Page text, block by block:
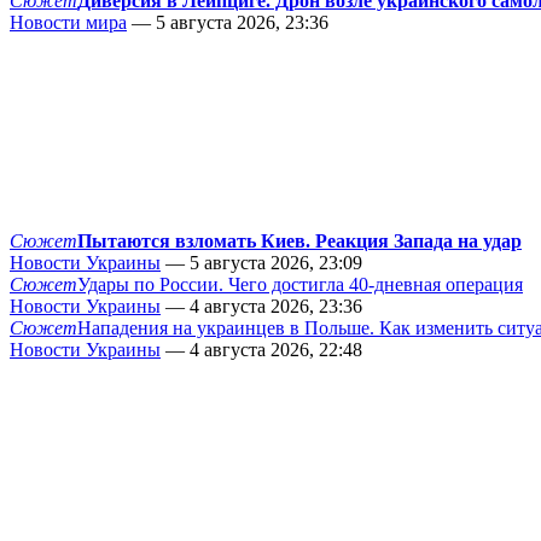
Новости мира — 5 августа 2026, 23:36
СюжетПытаются взломать Киев. Реакция Запада на удар
Новости Украины — 5 августа 2026, 23:09
СюжетУдары по России. Чего достигла 40-дневная операция
Новости Украины — 4 августа 2026, 23:36
СюжетНападения на украинцев в Польше. Как изменить
Новости Украины — 4 августа 2026, 22:48